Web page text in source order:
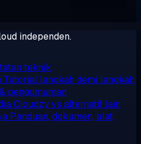
independen.
teknik
Tutorial langkah demi langkah
pengumuman
Cloudzy vs alternatif lain
Panduan, dokumen, alat,